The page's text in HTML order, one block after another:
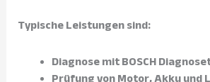
Typische Leistungen sind:
Diagnose mit BOSCH
Prüfung von Motor, Akku und